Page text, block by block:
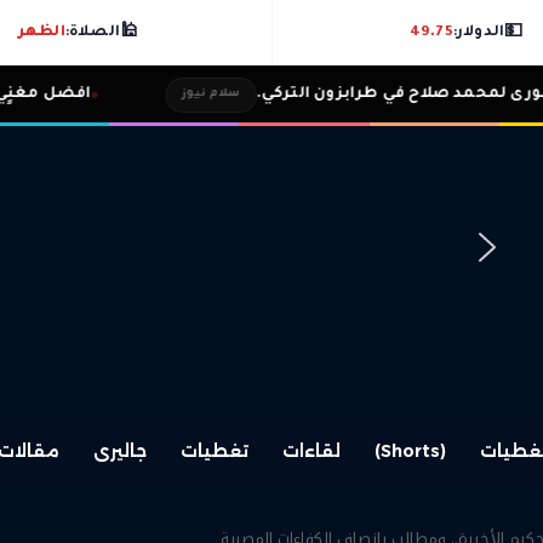
💵الدولار:49.75
🕌الصلاة:الظهر
في طرابزون التركي. سلام نيوز افضل مغنٍي أفريقي..
(Shorts) لقاءات تغطيات جاليرى مقالات